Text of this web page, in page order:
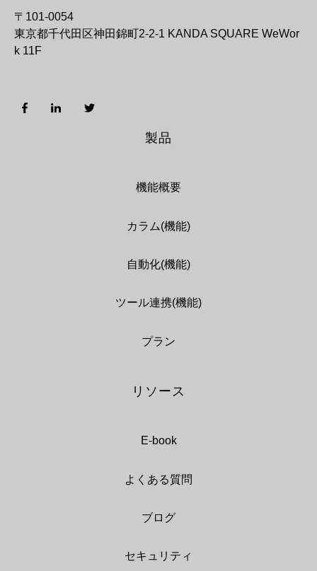
〒101-0054
東京都千代田区神田錦町2-2-1 KANDA SQUARE WeWor
k 11F
製品
機能概要
カラム(機能)
自動化(機能)
ツール連携(機能)
プラン
リソース
E-book
よくある質問
ブログ
セキュリティ